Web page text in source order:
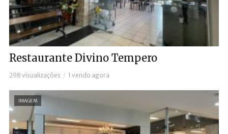
Restaurante Divino Tempero
298 visualizações 1 vendo agora
IMAGEM